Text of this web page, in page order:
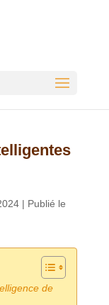
| Publié le
de